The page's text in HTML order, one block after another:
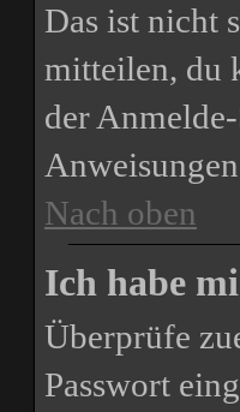
Das ist nicht
mitteilen, du
der
Nach oben
Ich habe
Überprüfe
Passwort